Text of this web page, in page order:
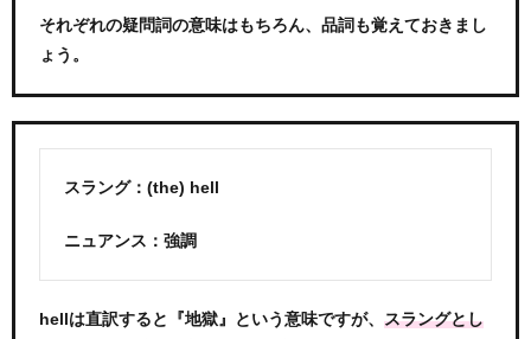
それぞれの疑問詞の意味はもちろん、品詞も覚えておきまし
ょう。
スラング：(the) hell
ニュアンス：強調
hellは直訳すると『地獄』という意味ですが、 スラングとし